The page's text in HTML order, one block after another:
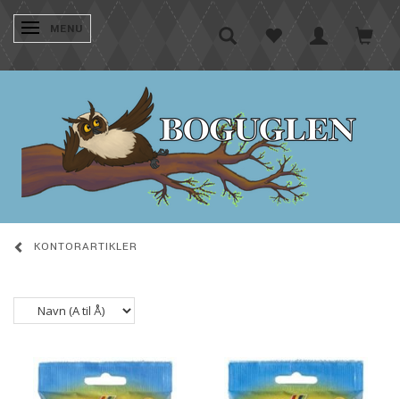
SKIFTE NAVIGATION
MENU
KONTORARTIKLER